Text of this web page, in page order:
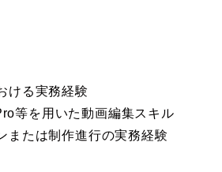
ける実務経験
等を用いた動画編集スキル
または制作進行の実務経験